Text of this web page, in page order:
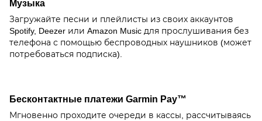
Музыка
Загружайте песни и плейлисты из своих аккаунтов
Spotify, Deezer или Amazon Music для прослушивания без
телефона с помощью беспроводных наушников (может
потребоваться подписка).
Бесконтактные платежи Garmin Pay™
Мгновенно проходите очереди в кассы, рассчитываясь